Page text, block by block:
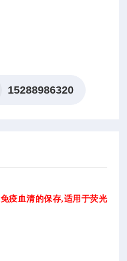
15288986320
免疫血清的保存,适用于荧光